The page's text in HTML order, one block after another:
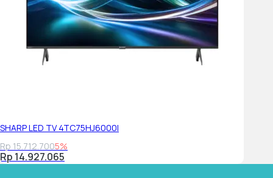
SHARP LED TV 4TC75HJ6000I
Rp 15.712.7005%
Rp 14.927.065